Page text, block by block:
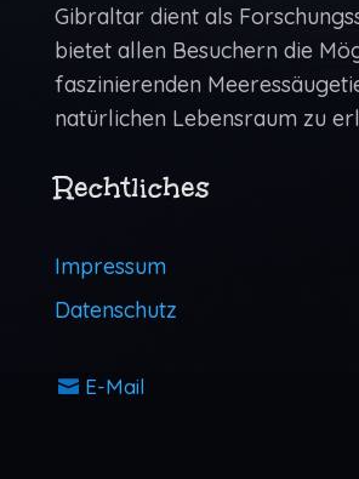
Gibraltar dient als
bietet allen Besuchern die
faszinierenden
natürlichen Lebens­raum zu
Rechtliches
Impressum
Datenschutz
E-Mail